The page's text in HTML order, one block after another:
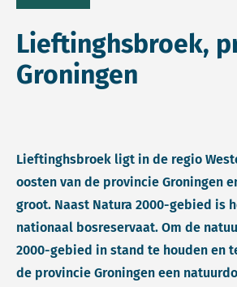
Lieftinghsbroek,
Groningen
Lieftinghsbroek ligt in de regio
oosten van de provincie Groningen
groot. Naast Natura 2000-gebied is
nationaal bosreservaat. Om de
2000-gebied in stand te houden en
de provincie Groningen een